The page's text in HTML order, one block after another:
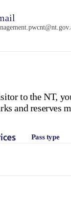
to the NT,
and reserves
Pass type